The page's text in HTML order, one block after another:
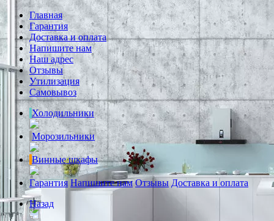
Главная
Гарантия
Доставка и оплата
Напишите нам
Наш адрес
Отзывы
Утилизация
Самовывоз
Холодильники
Морозильники
Винные шкафы
Гарантия Напишите нам Отзывы Доставка и оплата
Назад